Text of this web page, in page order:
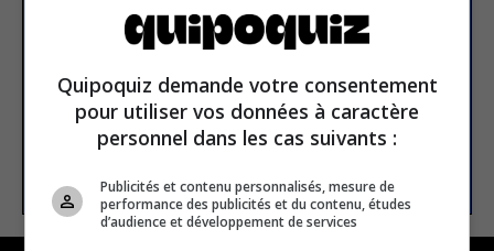
E-mail
Quipoquiz demande votre consentement
pour utiliser vos données à caractère
personnel dans les cas suivants :
Publicités et contenu personnalisés, mesure de
performance des publicités et du contenu, études
d’audience et développement de services